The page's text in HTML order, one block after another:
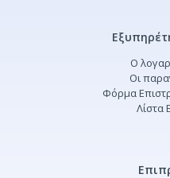
Ο
Οι
Φόρμα
Λίστα